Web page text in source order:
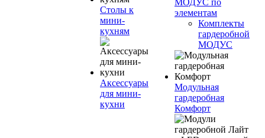
Столы к
мини-
кухням
Аксессуары
для мини-
кухни
МОДУС по
элементам
Комплекты
гардеробной
МОДУС
Модульная
гардеробная
Комфорт